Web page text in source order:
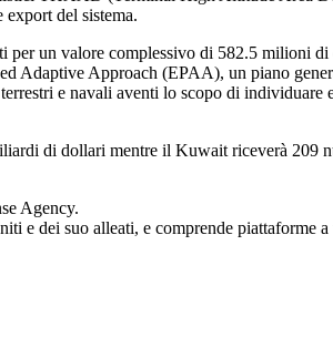
del sistema.
un valore complessivo di 582.5 milioni di
Adaptive Approach (EPAA), un piano
e navali aventi lo scopo di individuare
di dollari mentre il Kuwait riceverà 209
Agency.
e dei suo alleati, e comprende piattaforme